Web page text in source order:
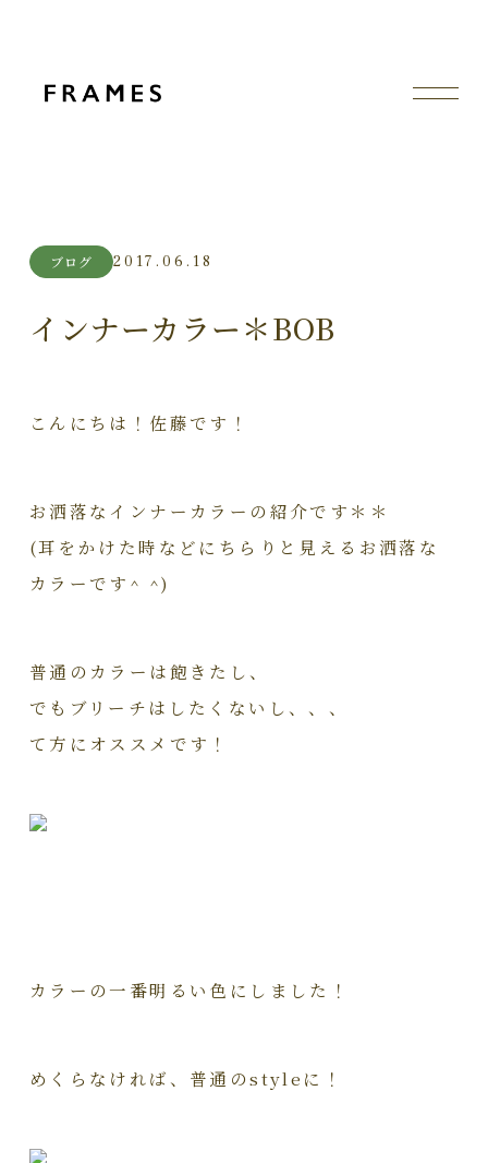
ブログ 2017.06.18
インナーカラー＊BOB
こんにちは！佐藤です！
お洒落なインナーカラーの紹介です＊＊
(耳をかけた時などにちらりと見えるお洒落な
カラーです^ ^)
普通のカラーは飽きたし、
でもブリーチはしたくないし、、、
て方にオススメです！
カラーの一番明るい色にしました！
めくらなければ、普通のstyleに！